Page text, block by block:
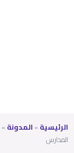
الرئيسية»المدونة»
المدارس